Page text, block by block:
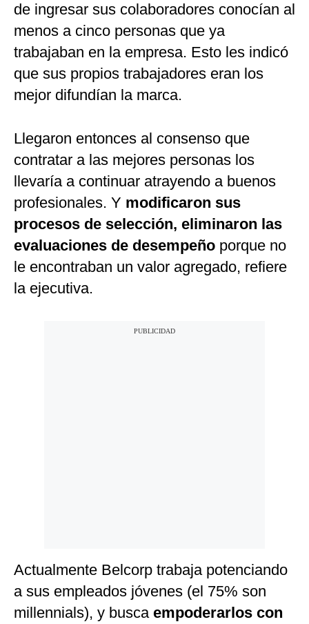
de ingresar sus colaboradores conocían al
menos a cinco personas que ya
trabajaban en la empresa. Esto les indicó
que sus propios trabajadores eran los
mejor difundían la marca.
Llegaron entonces al consenso que
contratar a las mejores personas los
llevaría a continuar atrayendo a buenos
profesionales. Y modificaron sus
procesos de selección, eliminaron las
evaluaciones de desempeño porque no
le encontraban un valor agregado, refiere
la ejecutiva.
Actualmente Belcorp trabaja potenciando
a sus empleados jóvenes (el 75% son
millennials), y busca empoderarlos con